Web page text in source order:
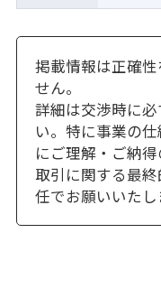
掲載情報は正確
せん。
詳細は交渉時に
い。特に事業の
にご理解・ご納
取引に関する最
任でお願いいたし